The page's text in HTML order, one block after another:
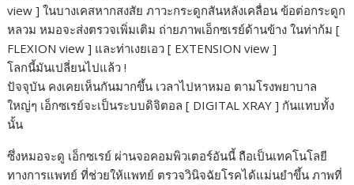
view ] ในบางเคสหากสงสัย ภาวะกระดูกสันหลังเคลื่อน ข้อต่อกระดูก
หลวม หมอจะส่งตรวจเพิ่มเติม ถ่ายภาพเอ็กซเรย์ด้านข้าง ในท่าก้ม [
FLEXION view ] และท่าเงยเอว [ EXTENSION view ]
โลกนี้มันเปลี่ยนไปแล้ว !
ปัจจุบัน คงเคยเห็นกันมากขึ้น เวลาไปหาหมอ ตามโรงพยาบาล
ใหญ่ๆ เอ็กซเรย์จะเป็นระบบดิจิตอล [ DIGITAL XRAY ] กันแทบทั้ง
นั้น
ซึ่งหมอจะดู เอ็กซเรย์ ผ่านจอคอมพิวเตอร์อันนี้ ถือเป็นเทคโนโลยี
ทางการแพทย์ ที่ช่วยให้แพทย์ ตรวจวินิจฉัยโรคได้แม่นยำขึ้น ภาพที่